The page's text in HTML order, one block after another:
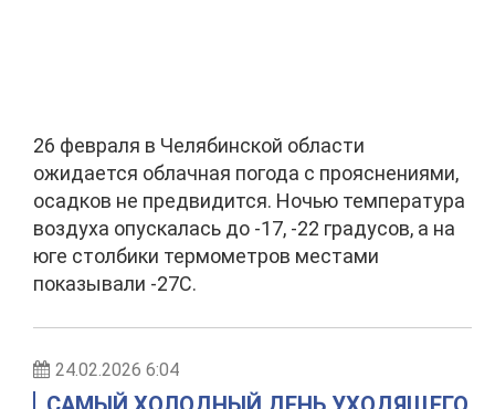
26 февраля в Челябинской области
ожидается облачная погода с прояснениями,
осадков не предвидится. Ночью температура
воздуха опускалась до -17, -22 градусов, а на
юге столбики термометров местами
показывали -27С.
24.02.2026 6:04